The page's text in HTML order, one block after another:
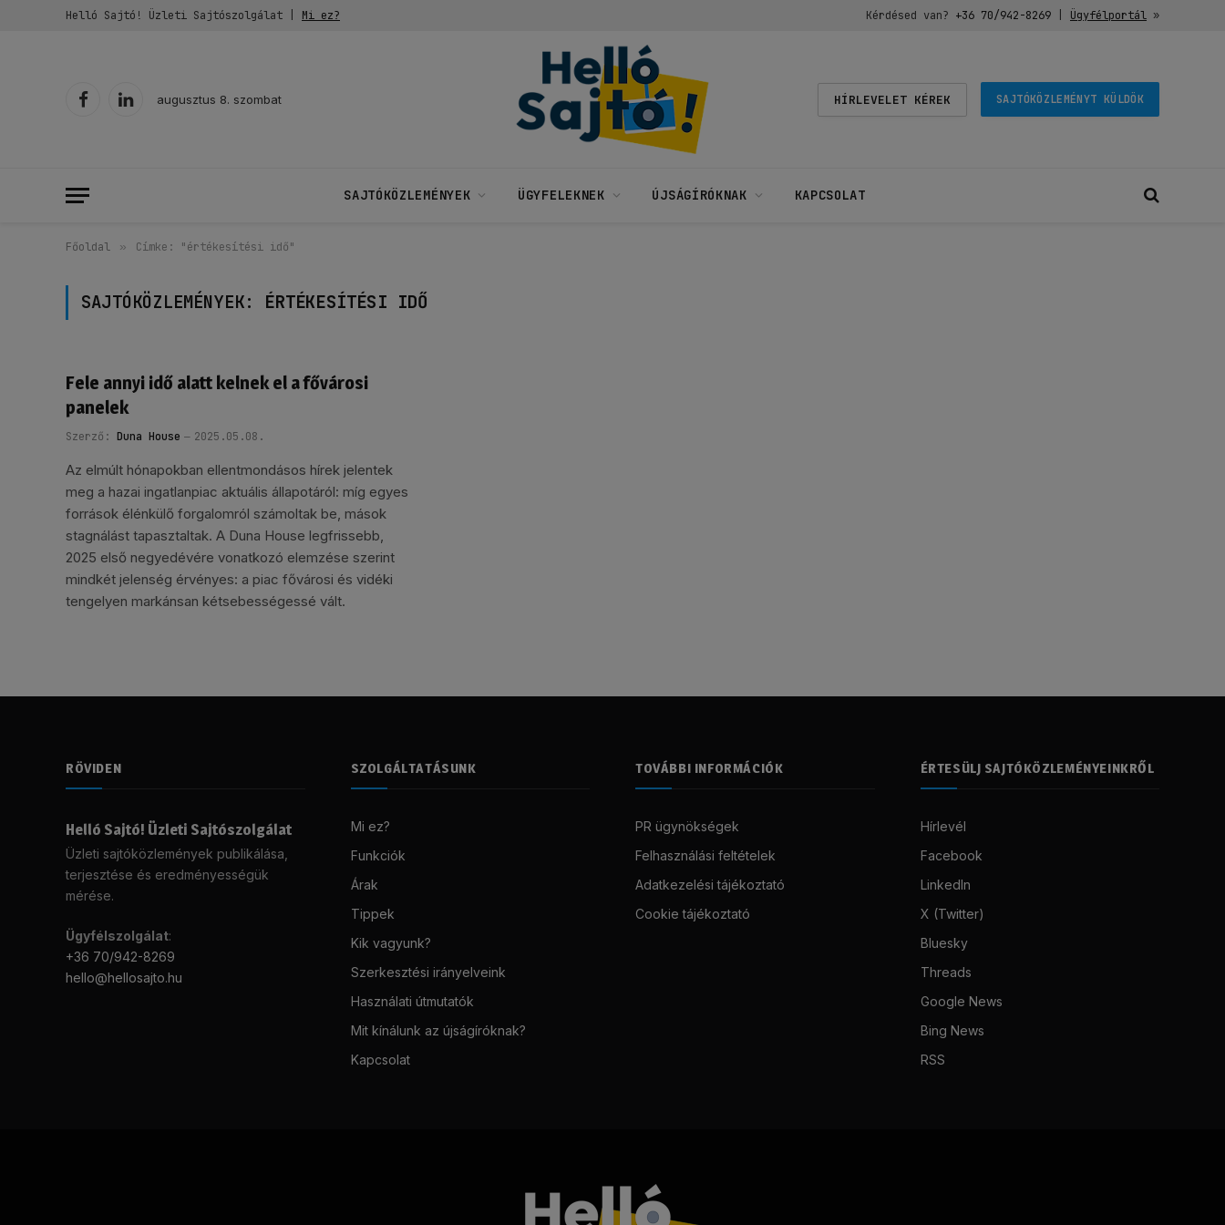
Helló Sajtó! Üzleti Sajtószolgálat | Mi ez? Kérdésed van? +36 70/942-8269| Ügyfélportál»
FacebookLinkedIn
augusztus 8. szombat HÍRLEVELET KÉREK SAJTÓKÖZLEMÉNYT KÜLDÖK
SAJTÓKÖZLEMÉNYEK ÜGYFELEKNEK ÚJSÁGÍRÓKNAK KAPCSOLAT
Főoldal » Címke: "értékesítési idő"
SAJTÓKÖZLEMÉNYEK: ÉRTÉKESÍTÉSI IDŐ
Fele annyi idő alatt kelnek el a fővárosi
panelek
Szerző: Duna House 2025.05.08.
Az elmúlt hónapokban ellentmondásos hírek jelentek
meg a hazai ingatlanpiac aktuális állapotáról: míg egyes
források élénkülő forgalomról számoltak be, mások
stagnálást tapasztaltak. A Duna House legfrissebb,
2025 első negyedévére vonatkozó elemzése szerint
mindkét jelenség érvényes: a piac fővárosi és vidéki
tengelyen markánsan kétsebességessé vált.
RÖVIDEN
Helló Sajtó! Üzleti Sajtószolgálat
Üzleti sajtóközlemények publikálása,
terjesztése és eredményességük
mérése.
Ügyfélszolgálat:
+36 70/942-8269
hello@hellosajto.hu
SZOLGÁLTATÁSUNK
Mi ez?
Funkciók
Árak
Tippek
Kik vagyunk?
Szerkesztési irányelveink
Használati útmutatók
Mit kínálunk az újságíróknak?
Kapcsolat
TOVÁBBI INFORMÁCIÓK
PR ügynökségek
Felhasználási feltételek
Adatkezelési tájékoztató
Cookie tájékoztató
ÉRTESÜLJ SAJTÓKÖZLEMÉNYEINKRŐL
Hírlevél
Facebook
LinkedIn
X (Twitter)
Bluesky
Threads
Google News
Bing News
RSS